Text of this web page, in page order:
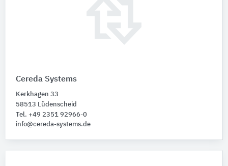
Cereda Systems
Kerkhagen 33
58513 Lüdenscheid
Tel. +49 2351 92966-0
info@cereda-systems.de